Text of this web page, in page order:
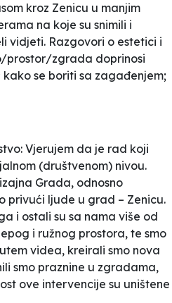
kroz Zenicu u manjim
na koje su snimili i
vidjeti. Razgovori o estetici i
prostor/zgrada doprinosi
se boriti sa zagađenjem;
Vjerujem da je rad koji
(društvenom) nivou.
Grada, odnosno
privući ljude u grad – Zenicu.
i ostali su sa nama više od
i ružnog prostora, te smo
videa, kreirali smo nova
smo praznine u zgradama,
ove intervencije su uništene